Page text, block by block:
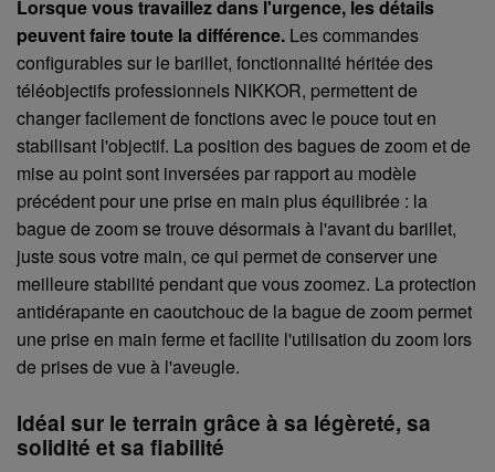
Lorsque vous travaillez dans l'urgence, les détails
peuvent faire toute la différence. Les commandes
configurables sur le barillet, fonctionnalité héritée des
téléobjectifs professionnels NIKKOR, permettent de
changer facilement de fonctions avec le pouce tout en
stabilisant l'objectif. La position des bagues de zoom et de
mise au point sont inversées par rapport au modèle
précédent pour une prise en main plus équilibrée : la
bague de zoom se trouve désormais à l'avant du barillet,
juste sous votre main, ce qui permet de conserver une
meilleure stabilité pendant que vous zoomez. La protection
antidérapante en caoutchouc de la bague de zoom permet
une prise en main ferme et facilite l'utilisation du zoom lors
de prises de vue à l'aveugle.
Idéal sur le terrain grâce à sa légèreté, sa
solidité et sa fiabilité